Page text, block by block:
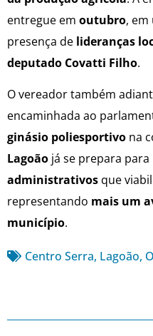
entregue em outubro,
presença de lideranças
deputado Covatti Filho.
O vereador também
encaminhada ao
ginásio poliesportivo na
Lagoão já se prepara para
administrativos que
representando mais um
município.
Centro Serra, Lagoão,